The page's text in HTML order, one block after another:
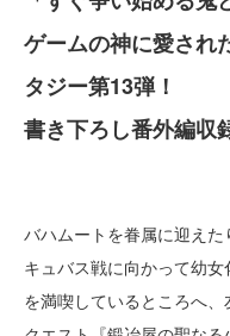
ゲームの神に愛され
タジー第13弾！
書き下ろし番外編収
バハムートを眷属に迎え
キュバス戦に向かって幼
を満喫しているところへ、